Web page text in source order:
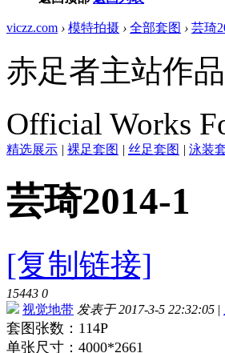
viczz.com › 模特拍摄 › 全部套图 › 芸琦
赤足者主站作品
Official Works
精选展示 | 裸足套图 | 丝足套图 | 泳装
芸琦2014-1
[复制链接]
15443 0
视觉地带 发表于 2017-3-5 22:32:05 |
套图张数：114P
单张尺寸：4000*2661